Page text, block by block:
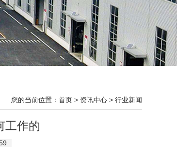
您的当前位置： 首页 > 资讯中心 > 行业新闻
工作的